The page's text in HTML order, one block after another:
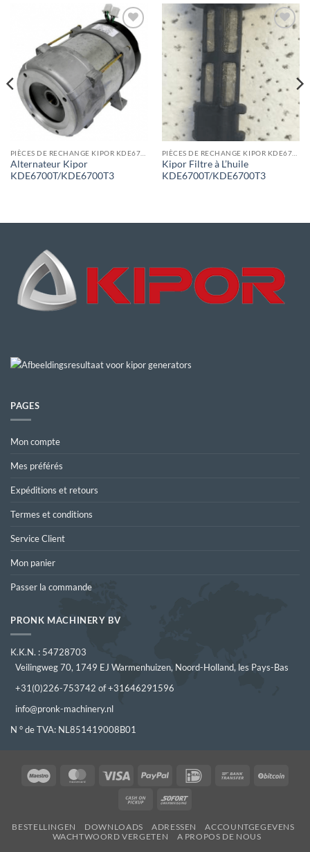
Toevoegen
aan
wenslijst
Alternateur Kipor
KDE6700T/KDE6700T3
Toevoegen
aan
wenslijst
Kipor Filtre à L’huile
KDE6700T/KDE6700T3
PAGES
Mon compte
Mes préférés
Expéditions et retours
Termes et conditions
Service Client
Mon panier
Passer la commande
PRONK MACHINERY BV
K.K.N. : 54728703
Veilingweg 70, 1749 EJ Warmenhuizen, Noord-Holland, les Pays-Bas
+31(0)226-753742 of +31646291596
info@pronk-machinery.nl
N ° de TVA: NL851419008B01
Maestro MasterCardVisa PayPal IDeal
Bank
Cash
Pickup
Sofort
BESTELLINGEN DOWNLOADS ADRESSEN
ACCOUNTGEGEVENS
WACHTWOORD VERGETEN
A PROPOS DE NOUS